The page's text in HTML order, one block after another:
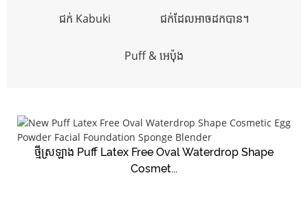
ជក់ Kabuki ជក់ដែលអាចដកបាន។
Puff & អេប៉ុង
ថ្មីស្រឡាង Puff Latex Free Oval Waterdrop Shape
Cosmet...